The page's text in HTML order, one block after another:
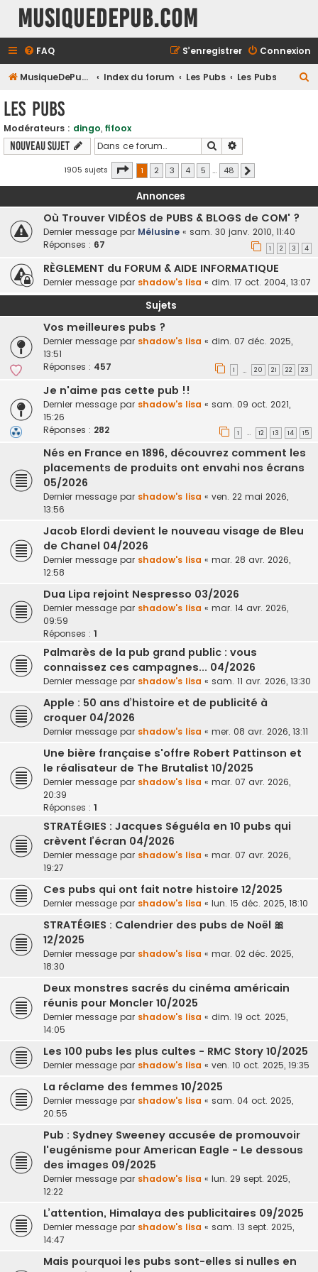
MusiqueDePub.com
FAQ Connexion
S’enregistrer
MusiqueDePub.com Index du forum Les Pubs Les Pubs
c
h
r
Les Pubs
Modérateurs : dingo, fifoox
Nouveau sujet Rechercher
1905 sujets Page 1sur48
1 2 3 4 5 … 48
Annonces
Où Trouver VIDÉOS de PUBS & BLOGS de COM' ?
Dernier message par Mélusine « sam. 30 janv. 2010, 11:40
Réponses : 67 1 2 3 4
RÈGLEMENT du FORUM & AIDE INFORMATIQUE
Dernier message par shadow's lisa « dim. 17 oct. 2004, 13:07
Sujets
Vos meilleures pubs ?
Dernier message par shadow's lisa « dim. 07 déc. 2025,
13:51
Réponses : 457 1 … 20 21 22 23
Je n'aime pas cette pub !!
Dernier message par shadow's lisa « sam. 09 oct. 2021,
15:26
Réponses : 282 1 … 12 13 14 15
Nés en France en 1896, découvrez comment les
placements de produits ont envahi nos écrans
05/2026
Dernier message par shadow's lisa « ven. 22 mai 2026,
13:56
Jacob Elordi devient le nouveau visage de Bleu
de Chanel 04/2026
Dernier message par shadow's lisa « mar. 28 avr. 2026,
12:58
Dua Lipa rejoint Nespresso 03/2026
Dernier message par shadow's lisa « mar. 14 avr. 2026,
09:59
Réponses : 1
Palmarès de la pub grand public : vous
connaissez ces campagnes... 04/2026
Dernier message par shadow's lisa « sam. 11 avr. 2026, 13:30
Apple : 50 ans d’histoire et de publicité à
croquer 04/2026
Dernier message par shadow's lisa « mer. 08 avr. 2026, 13:11
Une bière française s'offre Robert Pattinson et
le réalisateur de The Brutalist 10/2025
Dernier message par shadow's lisa « mar. 07 avr. 2026,
20:39
Réponses : 1
STRATÉGIES : Jacques Séguéla en 10 pubs qui
crèvent l’écran 04/2026
Dernier message par shadow's lisa « mar. 07 avr. 2026,
19:27
Ces pubs qui ont fait notre histoire 12/2025
Dernier message par shadow's lisa « lun. 15 déc. 2025, 18:10
STRATÉGIES : Calendrier des pubs de Noël 🎀
12/2025
Dernier message par shadow's lisa « mar. 02 déc. 2025,
18:30
Deux monstres sacrés du cinéma américain
réunis pour Moncler 10/2025
Dernier message par shadow's lisa « dim. 19 oct. 2025,
14:05
Les 100 pubs les plus cultes - RMC Story 10/2025
Dernier message par shadow's lisa « ven. 10 oct. 2025, 19:35
La réclame des femmes 10/2025
Dernier message par shadow's lisa « sam. 04 oct. 2025,
20:55
Pub : Sydney Sweeney accusée de promouvoir
l'eugénisme pour American Eagle - Le dessous
des images 09/2025
Dernier message par shadow's lisa « lun. 29 sept. 2025,
12:22
L’attention, Himalaya des publicitaires 09/2025
Dernier message par shadow's lisa « sam. 13 sept. 2025,
14:47
Mais pourquoi les pubs sont-elles si nulles en